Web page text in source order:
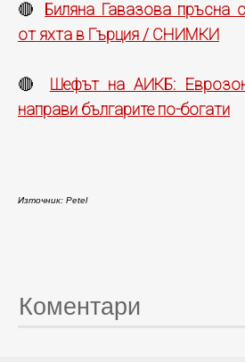
🔴 Биляна Гавазова пръсна
от яхта в Гърция / СНИМКИ
🔴 Шефът на АИКБ:
направи българите по-богати
Източник: Petel
Коментари